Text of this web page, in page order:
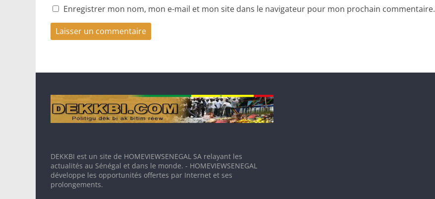
Enregistrer mon nom, mon e-mail et mon site dans le navigateur pour mon prochain commentaire.
DEKKBI est un site de HOMEVIEWSENEGAL SA relayant les
actualités au Sénégal et dans le monde. - HOMEVIEWSENEGAL
développe les opportunités offertes par Internet et ses
prolongements.